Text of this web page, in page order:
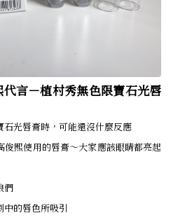
代言－植村秀無色限寶石光唇
光唇膏時，可能還沒什麼反應
俊熙使用的唇膏～大家應該眼睛都亮起
們
中的唇色所吸引